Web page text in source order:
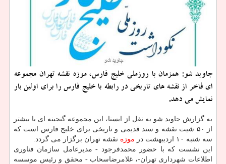
جاوید شو: همزمان با روزملی خلیج فارس، موزه نقشه تهران مجموعه
ای فاخر از نقشه های تاریخی در رابطه با خلیج فارس را برای اولین بار
نمایش می دهد.
به گزارش جاوید شو به نقل از ایسنا، این مجموعه گنجینه ای با بیشتر
از ۵۰ شیت نقشه و سند قدیمی و تاریخی برای خلیج فارس است كه
سه شنبه ۱۰ اردیبهشت در
موزه نقشه تهران برگزار می گردد.
این نشست كه با حضور محمدفرجود - مدیرعامل سازمان فناوری
اطلاعات شهرداری تهران-، غلامرضاسحاب - محقق و رئیس موسسه